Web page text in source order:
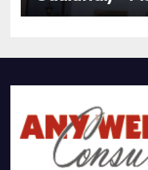
Mostre e Info